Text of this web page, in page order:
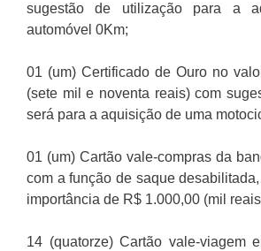
sugestão de utilização para a
automóvel 0Km;
01 (um) Certificado de Ouro no
(sete mil e noventa reais) com
será para a aquisição de uma
01 (um) Cartão vale-compras da
com a função de saque
importância de R$ 1.000,00 (mil
14 (quatorze) Cartão vale-viagem